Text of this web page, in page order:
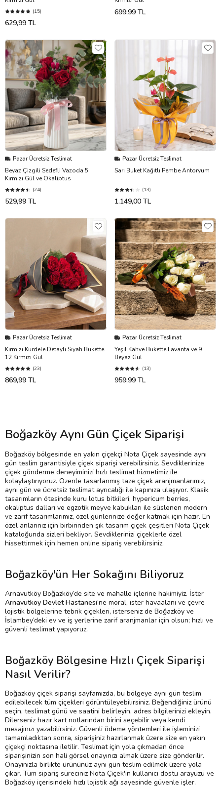
(15)
629,99 TL
699,99 TL
Pazar Ücretsiz Teslimat
Beyaz Çizgili Sedefli Vazoda 5
Kırmızı Gül ve Okaliptus
(24)
529,99 TL
Pazar Ücretsiz Teslimat
Sarı Buket Kağıtlı Pembe Antoryum
(13)
1.149,00 TL
Pazar Ücretsiz Teslimat
Kırmızı Kurdele Detaylı Siyah Bukette
12 Kırmızı Gül
(23)
869,99 TL
Pazar Ücretsiz Teslimat
Yeşil Kahve Bukette Lavanta ve 9
Beyaz Gül
(13)
959,99 TL
Boğazköy Aynı Gün Çiçek Siparişi
Boğazköy bölgesinde en yakın çiçekçi Nota Çiçek sayesinde aynı
gün teslim garantisiyle çiçek siparişi verebilirsiniz. Sevdiklerinize
çiçek gönderme deneyiminizi hızlı teslimat hizmetimiz ile
kolaylaştırıyoruz. Özenle tasarlanmış taze çiçek aranjmanlarımız,
aynı gün ve ücretsiz teslimat ayrıcalığı ile kapınıza ulaşıyor. Klasik
tasarımların ötesinde kuru lotus bitkileri, hypericum berries,
okaliptus dalları ve egzotik meyve kabukları ile süslenen modern
ve zarif tasarımlarımız, özel günlerinize değer katmak için hazır. En
özel anlarınız için birbirinden şık tasarım çiçek çeşitleri Nota Çiçek
kataloğunda sizleri bekliyor. Sevdiklerinizi çiçeklerle özel
hissettirmek için hemen online sipariş verebilirsiniz.
Boğazköy'ün Her Sokağını Biliyoruz
Arnavutköy Boğazköy’de site ve mahalle içlerine hakimiyiz. İster
Arnavutköy Devlet Hastanesi’ne moral, ister havaalanı ve çevre
lojistik bölgelerine tebrik çiçekleri, isterseniz de Boğazköy ve
İslambey’deki ev ve iş yerlerine zarif aranjmanlar için olsun; hızlı ve
güvenli teslimat yapıyoruz.
Boğazköy Bölgesine Hızlı Çiçek Siparişi
Nasıl Verilir?
Boğazköy çiçek siparişi sayfamızda, bu bölgeye aynı gün teslim
edilebilecek tüm çiçekleri görüntüleyebilirsiniz. Beğendiğiniz ürünü
seçin, teslimat günü ve saatini belirleyin, adres bilgilerinizi ekleyin.
Dilerseniz hazır kart notlarından birini seçebilir veya kendi
mesajınızı yazabilirsiniz. Güvenli ödeme yöntemleri ile işleminizi
tamamladıktan sonra, siparişiniz hazırlanmak üzere size en yakın
çiçekçi noktasına iletilir. Teslimat için yola çıkmadan önce
siparişinizin son hali görsel onayınızı almak üzere size gönderilir.
Onayınızla birlikte ürününüz aynı gün teslim edilmek üzere yola
çıkar. Tüm sipariş süreciniz Nota Çiçek'in kullanıcı dostu arayüzü ve
Boğazköy içerisindeki hızlı lojistik ağı sayesinde güvenle işler.